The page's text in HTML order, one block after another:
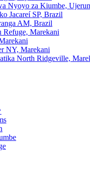
Nyoyo za Kiumbe,
Jacareí SP, Brazil
AM, Brazil
Marekani
NY, Marekani
North Ridgeville,